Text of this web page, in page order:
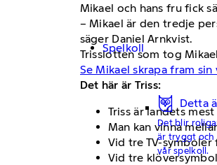
Spelkoll
Detta
Det blir
är tryggt och
vår spelkoll.
Mikael och hans fru fick
– Mikael är den tredje
säger Daniel Arnkvist.
Trisslotten som tog
Se Mikael skrapa fram sin
Det här är Triss:
Triss är landets
Man kan vinna
Vid tre TV-
Vid tre